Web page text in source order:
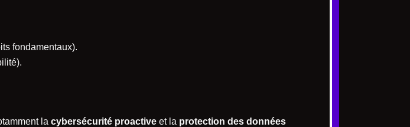
fondamentaux).
la cybersécurité proactive et la protection des données